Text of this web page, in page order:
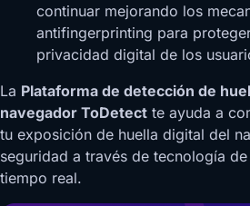
continuar mejorando los
antifingerprinting para
privacidad digital de los
La Plataforma de detección de
navegador ToDetect te ayuda a
tu exposición de huella digital del
seguridad a través de tecnología
tiempo real.